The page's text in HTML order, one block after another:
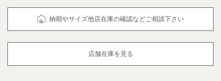
納期やサイズ他店在庫の確認などご相談下さい
店舗在庫を見る